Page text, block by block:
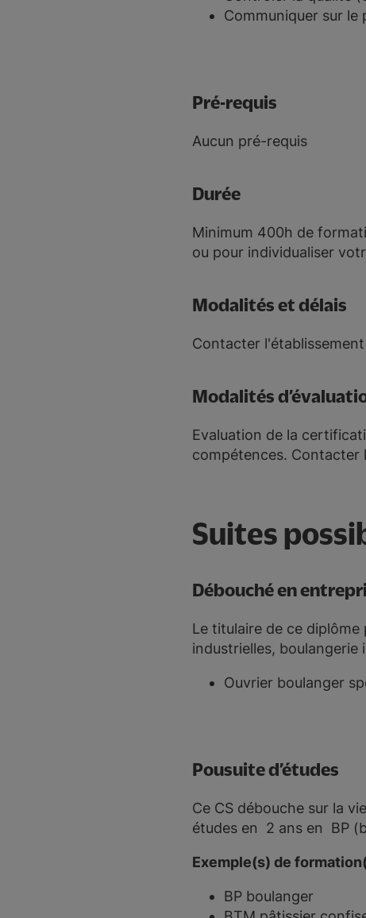
Communiquer sur
Pré-requis
Aucun pré-requis
Durée
Minimum 400h de
ou pour individualiser
Modalités et délais
Contacter
Modalités
Evaluation de la
compétences. Contacter
Suites
Débouché en
Le titulaire de ce diplôme
industrielles,
Ouvrier boulanger
Pousuite d’études
Ce CS débouche sur la
études en 2 ans en BP
Exemple(s) de
BP boulanger